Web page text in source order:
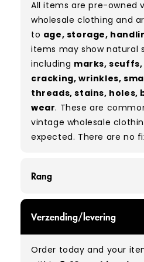
All items are pre-owned
wholesale clothing and
to age, storage,
items may show natural
including marks,
cracking, wrinkles,
threads, stains, holes,
wear. These are
vintage wholesale
expected. There are no
Rang
can expect items that
with minimal signs of
used, they remain free
Verzending/levering
Order today and your